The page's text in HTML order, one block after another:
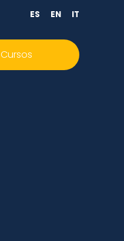
ES EN IT
Cursos